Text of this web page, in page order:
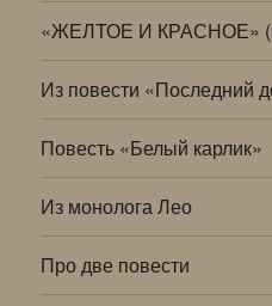
«ЖЕЛТОЕ И КРАСНОЕ»
Из повести «Последний
Повесть «Белый карлик»
Из монолога Лео
Про две повести